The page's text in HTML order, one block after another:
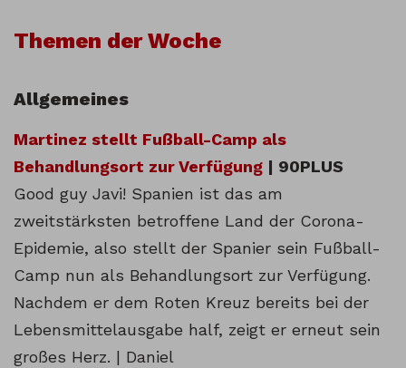
Themen der Woche
Allgemeines
Martinez stellt Fußball-Camp als
Behandlungsort zur Verfügung | 90PLUS
Good guy Javi! Spanien ist das am
zweitstärksten betroffene Land der Corona-
Epidemie, also stellt der Spanier sein Fußball-
Camp nun als Behandlungsort zur Verfügung.
Nachdem er dem Roten Kreuz bereits bei der
Lebensmittelausgabe half, zeigt er erneut sein
großes Herz. | Daniel